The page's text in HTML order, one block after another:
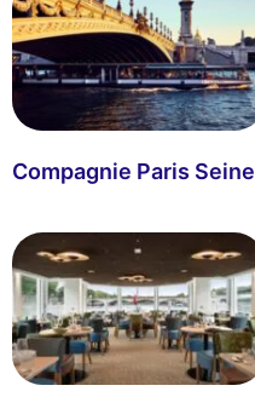
Compagnie Paris Seine